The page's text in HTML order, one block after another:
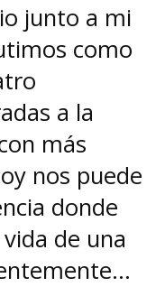
junto a mi
como
a la
más
nos puede
donde
de una